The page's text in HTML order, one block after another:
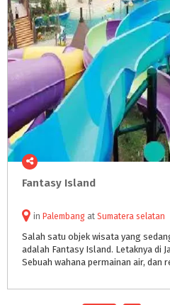
Fantasy Island
in Palembang at Sumatera selatan
Salah satu objek wisata yang
adalah Fantasy Island. Letaknya di
Sebuah wahana permainan air, dan